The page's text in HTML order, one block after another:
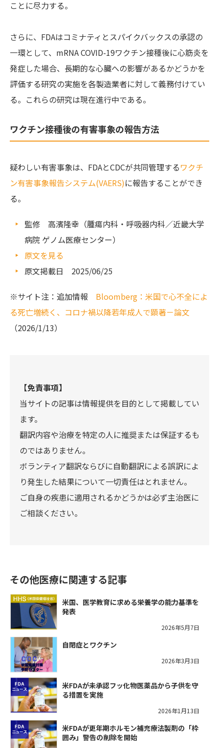
ことに尽力する。
さらに、FDAはコミナティとスパイクバックスの承認の
一環として、mRNA COVID-19ワクチン接種後に心筋炎を
発症した場合、長期的な心臓への影響があるかどうかを
評価する研究の実施を各製造業者に対して義務付けてい
る。これらの研究は現在進行中である。
ワクチン接種後の有害事象の報告方法
疑わしい有害事象は、FDAとCDCが共同管理するワクチ
ン有害事象報告システム(VAERS)に報告することができ
る。
監修 高濱隆幸（腫瘍内科・呼吸器内科／近畿大学
病院 ゲノム医療センター）
原文を見る
原文掲載日 2025/06/25
※サイト注：追加情報 Bloomberg：米国で心不全によ
る死亡増続く、コロナ禍以降若年成人で顕著－論文
（2026/1/13）
【免責事項】
当サイトの記事は情報提供を目的として掲載してい
ます。
翻訳内容や治療を特定の人に推奨または保証するも
のではありません。
ボランティア翻訳ならびに自動翻訳による誤訳によ
り発生した結果について一切責任はとれません。
ご自身の疾患に適用されるかどうかは必ず主治医に
ご相談ください。
その他医療に関連する記事
米国、医学教育に求める栄養学の能力基準を
発表
2026年5月7日
自閉症とワクチン
2026年3月3日
米FDAが未承認フッ化物医薬品から子供を守
る措置を実施
2026年1月13日
米FDAが更年期ホルモン補充療法製剤の「枠
囲み」警告の削除を開始